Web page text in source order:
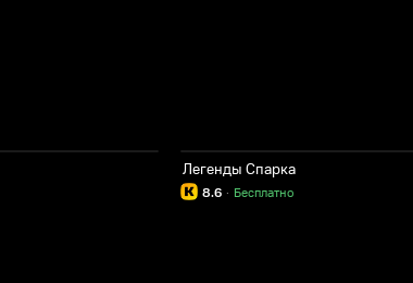
Легенды Спарка
8.6 Бесплатно
·